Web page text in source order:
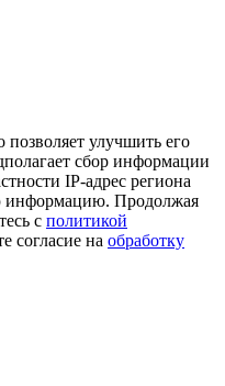
улучшить его
сбор информации
IP-адрес региона
информацию. Продолжая
с политикой
согласие на обработку